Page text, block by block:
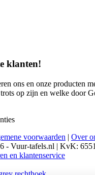
klanten!
ons en onze producten
op zijn en welke door
voorwaarden | Over
- Vuur-tafels.nl | KvK:
en klantenservice